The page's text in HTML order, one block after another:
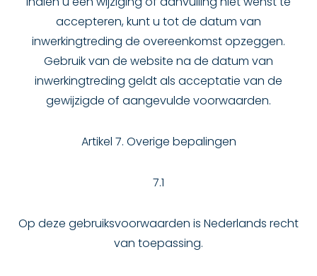
accepteren, kunt u tot de datum van
inwerkingtreding de overeenkomst opzeggen.
Gebruik van de website na de datum van
inwerkingtreding geldt als acceptatie van de
gewijzigde of aangevulde voorwaarden.
Artikel 7. Overige bepalingen
7.1
Op deze gebruiksvoorwaarden is Nederlands recht
van toepassing.